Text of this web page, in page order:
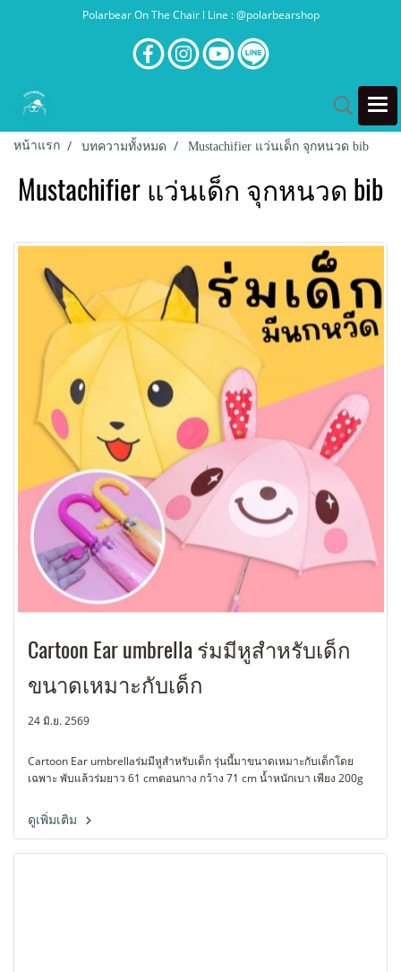
Polarbear On The Chair l Line : @polarbearshop
หน้าแรก บทความทั้งหมด Mustachifier แว่นเด็ก จุกหนวด bib
Mustachifier แว่นเด็ก จุกหนวด bib
Cartoon Ear umbrella ร่มมีหูสำหรับเด็ก
ขนาดเหมาะกับเด็ก
24 มิ.ย. 2569
Cartoon Ear umbrellaร่มมีหูสำหรับเด็ก รุ่นนี้มาขนาดเหมาะกับเด็กโดย
เฉพาะ พับแล้วร่มยาว 61 cmตอนกาง กว้าง 71 cm น้ำหนักเบา เพียง 200g
ดูเพิ่มเติม